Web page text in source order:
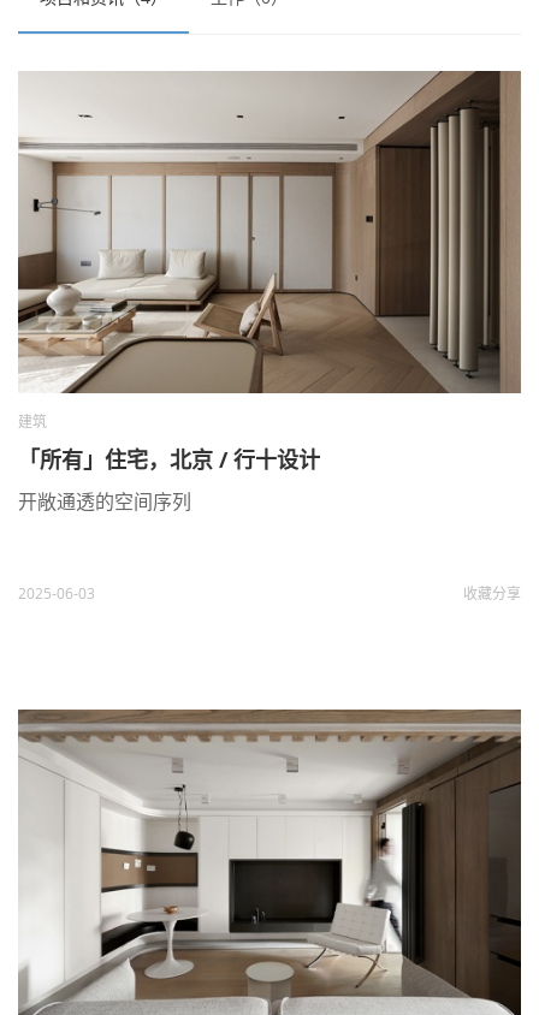
建筑
「所有」住宅，北京 / 行十设计
开敞通透的空间序列
2025-06-03 收藏分享